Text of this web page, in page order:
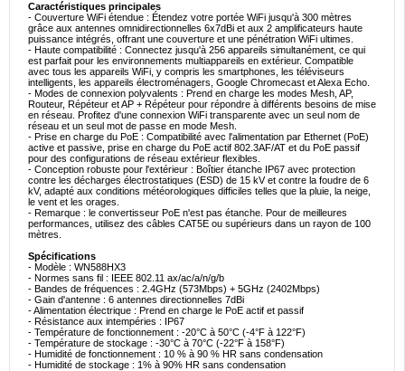
Caractéristiques principales
- Couverture WiFi étendue : Étendez votre portée WiFi jusqu'à 300 mètres
grâce aux antennes omnidirectionnelles 6x7dBi et aux 2 amplificateurs haute
puissance intégrés, offrant une couverture et une pénétration WiFi ultimes.
- Haute compatibilité : Connectez jusqu'à 256 appareils simultanément, ce qui
est parfait pour les environnements multiappareils en extérieur. Compatible
avec tous les appareils WiFi, y compris les smartphones, les téléviseurs
intelligents, les appareils électroménagers, Google Chromecast et Alexa Echo.
- Modes de connexion polyvalents : Prend en charge les modes Mesh, AP,
Routeur, Répéteur et AP + Répéteur pour répondre à différents besoins de mise
en réseau. Profitez d'une connexion WiFi transparente avec un seul nom de
réseau et un seul mot de passe en mode Mesh.
- Prise en charge du PoE : Compatibilité avec l'alimentation par Ethernet (PoE)
active et passive, prise en charge du PoE actif 802.3AF/AT et du PoE passif
pour des configurations de réseau extérieur flexibles.
- Conception robuste pour l'extérieur : Boîtier étanche IP67 avec protection
contre les décharges électrostatiques (ESD) de 15 kV et contre la foudre de 6
kV, adapté aux conditions météorologiques difficiles telles que la pluie, la neige,
le vent et les orages.
- Remarque : le convertisseur PoE n'est pas étanche. Pour de meilleures
performances, utilisez des câbles CAT5E ou supérieurs dans un rayon de 100
mètres.
Spécifications
- Modèle : WN588HX3
- Normes sans fil : IEEE 802.11 ax/ac/a/n/g/b
- Bandes de fréquences : 2.4GHz (573Mbps) + 5GHz (2402Mbps)
- Gain d'antenne : 6 antennes directionnelles 7dBi
- Alimentation électrique : Prend en charge le PoE actif et passif
- Résistance aux intempéries : IP67
- Température de fonctionnement : -20°C à 50°C (-4°F à 122°F)
- Température de stockage : -30°C à 70°C (-22°F à 158°F)
- Humidité de fonctionnement : 10 % à 90 % HR sans condensation
- Humidité de stockage : 1% à 90% HR sans condensation